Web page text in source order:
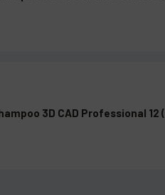
3D CAD Professional